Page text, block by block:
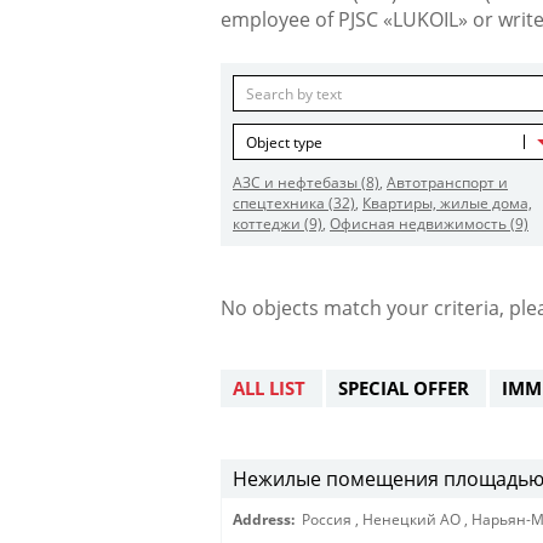
employee of PJSC «LUKOIL» or
Object type
АЗС и нефтебазы(8), Автотранспорт и
спецтехника (32), Квартиры, жилые дома,
коттеджи (9), Офисная недвижимость(9)
No objects match your criteria,
ALL LIST SPECIAL OFFER
Нежилые помещения
Address: Россия , Ненецкий АО , Нарьян-